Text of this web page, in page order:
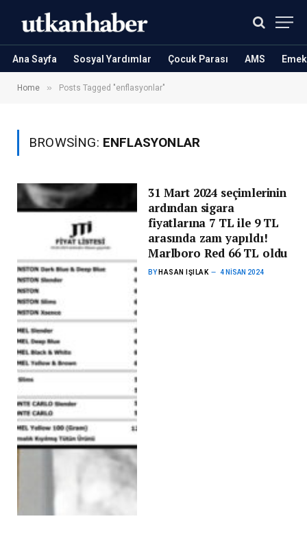
Ana Sayfa Sosyal Yardımlar Çocuk Parası AMS
Home » Posts Tagged "enflasyonlar"
BROWSING: ENFLASYONLAR
31 Mart 2024 seçimlerinin
ardından sigara
fiyatlarına 7 TL ile 9 TL
arasında zam yapıldı!
Marlboro Red 66 TL oldu
BY HASAN IŞILAK 4 NISAN 2024